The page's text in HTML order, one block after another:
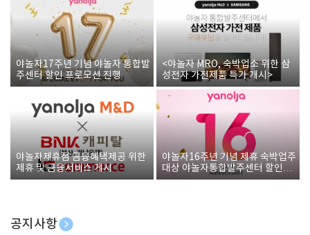
야놀자17주년 기념 야놀자 통합발
주센터 할인 프로모션 진행
<야놀자 MRO, 숙박업소 위한 삼
성전자 가전제품 특가 개시>
야놀자제휴점 금융혜택제공 위한
제휴 및 금융서비스 게시
야놀자16주년 기념 제휴 숙박업주
대상 야놀자통합발주센터 할인쿠
폰 증정
공지사항
[호텔업] 개인정보 처리방침 개정본1 (19.09.02)